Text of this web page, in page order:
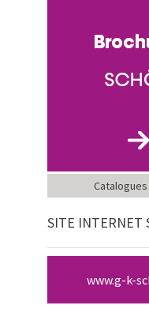
Catalogues
SITE INTERNET
www.g-k-